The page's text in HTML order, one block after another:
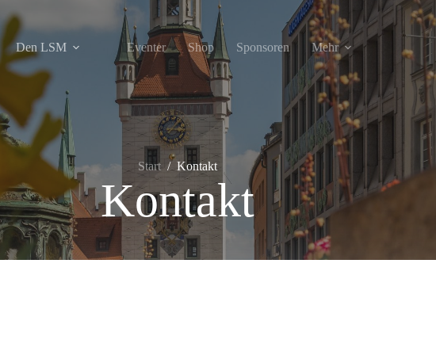
Den LSM Eventer Shop Sponsoren Mehr
Start / Kontakt
Kontakt